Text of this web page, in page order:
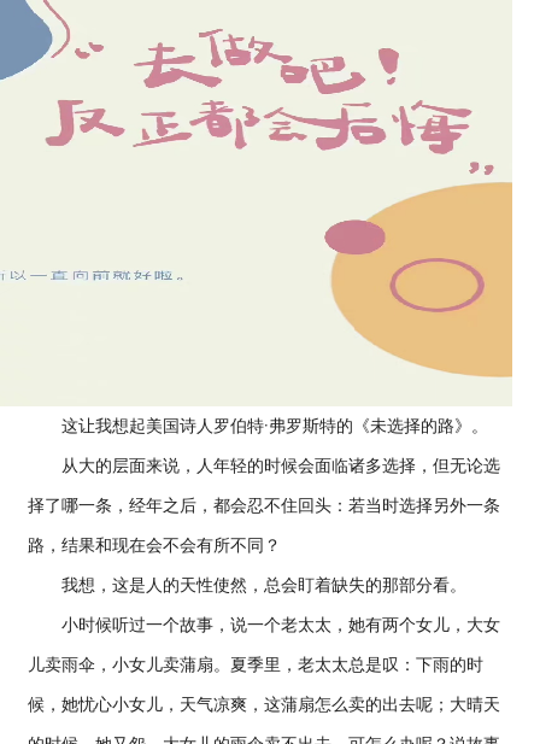
这让我想起美国诗人罗伯特·弗罗斯特的《未选择的路》。
从大的层面来说，人年轻的时候会面临诸多选择，但无论选
择了哪一条，经年之后，都会忍不住回头：若当时选择另外一条
路，结果和现在会不会有所不同？
我想，这是人的天性使然，总会盯着缺失的那部分看。
小时候听过一个故事，说一个老太太，她有两个女儿，大女
儿卖雨伞，小女儿卖蒲扇。夏季里，老太太总是叹：下雨的时
候，她忧心小女儿，天气凉爽，这蒲扇怎么卖的出去呢；大晴天